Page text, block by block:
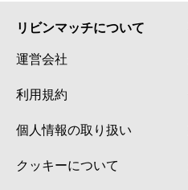
リビンマッチについて
運営会社
利用規約
個人情報の取り扱い
クッキーについて